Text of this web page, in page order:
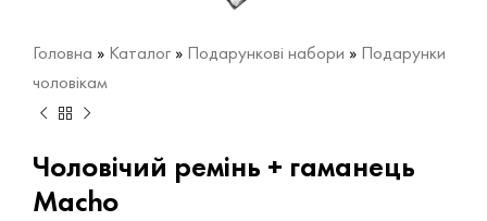
Головна » Каталог » Подарункові набори » Подарунки
чоловікам
Чоловічий ремінь + гаманець
Macho